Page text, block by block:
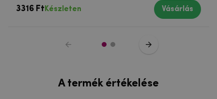
3316 Ft Készleten Vásárlás
A termék értékelése